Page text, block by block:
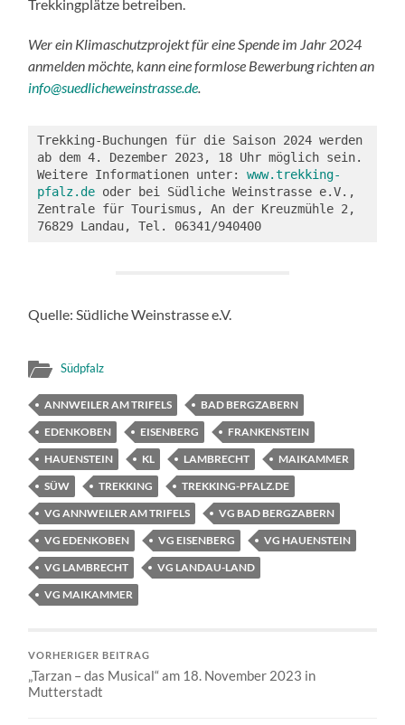
Trekkingplätze betreiben.
Wer ein Klimaschutzprojekt für eine Spende im Jahr 2024
anmelden möchte, kann eine formlose Bewerbung richten an
info@suedlicheweinstrasse.de
Trekking-Buchungen für die Saison 2024 werden
ab dem 4. Dezember 2023, 18 Uhr möglich sein.
Weitere Informationen unter: www.trekking-
pfalz.de oder bei Südliche Weinstrasse e.V.,
Zentrale für Tourismus, An der Kreuzmühle 2,
76829 Landau, Tel. 06341/940400
Quelle: Südliche Weinstrasse e.V.
Südpfalz
ANNWEILER AM TRIFELS
BAD BERGZABERN
EDENKOBEN
EISENBERG
FRANKENSTEIN
HAUENSTEIN
KL LAMBRECHT
MAIKAMMER
SÜW
TREKKING
TREKKING-PFALZ.DE
VG ANNWEILER AM TRIFELS
VG BAD BERGZABERN
VG EDENKOBEN
VG EISENBERG
VG HAUENSTEIN
VG LAMBRECHT
VG LANDAU-LAND
VG MAIKAMMER
VORHERIGER BEITRAG
„Tarzan – das Musical“ am 18. November 2023 in
Mutterstadt